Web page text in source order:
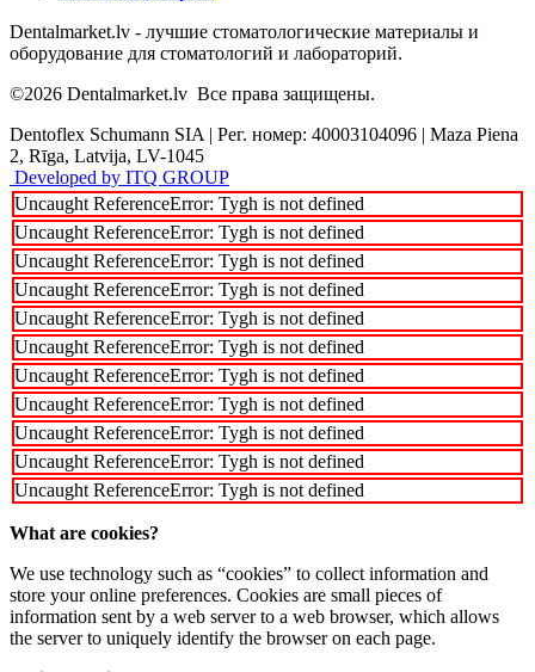
Dentalmarket.lv - лучшие стоматологические материалы и
оборудование для стоматологий и лабораторий.
©2026 Dentalmarket.lv Все права защищены.
Dentoflex Schumann SIA | Рег. номер: 40003104096 | Maza Piena
2, Rīga, Latvija, LV-1045
Developed by ITQ GROUP
Uncaught ReferenceError: Tygh is not defined
Uncaught ReferenceError: Tygh is not defined
Uncaught ReferenceError: Tygh is not defined
Uncaught ReferenceError: Tygh is not defined
Uncaught ReferenceError: Tygh is not defined
Uncaught ReferenceError: Tygh is not defined
Uncaught ReferenceError: Tygh is not defined
Uncaught ReferenceError: Tygh is not defined
Uncaught ReferenceError: Tygh is not defined
Uncaught ReferenceError: Tygh is not defined
Uncaught ReferenceError: Tygh is not defined
What are cookies?
We use technology such as “cookies” to collect information and
store your online preferences. Cookies are small pieces of
information sent by a web server to a web browser, which allows
the server to uniquely identify the browser on each page.